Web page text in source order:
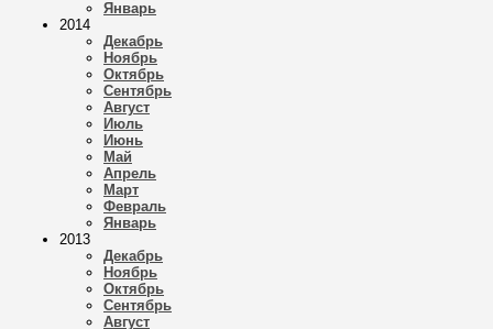
Январь
2014
Декабрь
Ноябрь
Октябрь
Сентябрь
Август
Июль
Июнь
Май
Апрель
Март
Февраль
Январь
2013
Декабрь
Ноябрь
Октябрь
Сентябрь
Август